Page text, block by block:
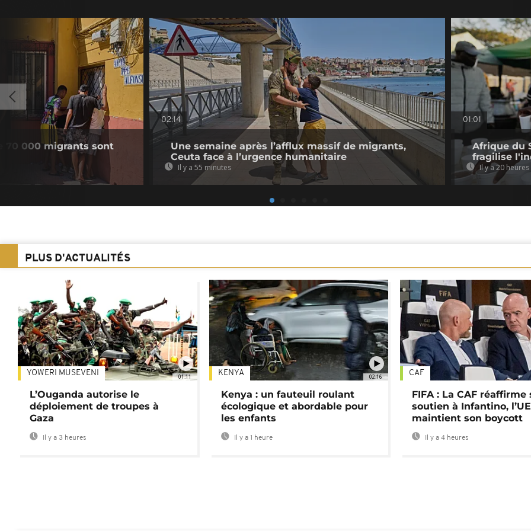
70 000 migrants sont
02:14
Une semaine après l’afflux massif de migrants,
Ceuta face à l’urgence humanitaire
Il y a 55 minutes
01:01
Afrique du
fragilise
Il y a 20 heures
PLUS D'ACTUALITÉS
01:11
YOWERI MUSEVENI
L’Ouganda autorise le
déploiement de troupes à
Gaza
Il y a 3 heures
02:16
KENYA
Kenya : un fauteuil roulant
écologique et abordable pour
les enfants
Il y a 1 heure
CAF
FIFA : La CAF réaffirme
soutien à Infantino,
maintient son boycott
Il y a 4 heures